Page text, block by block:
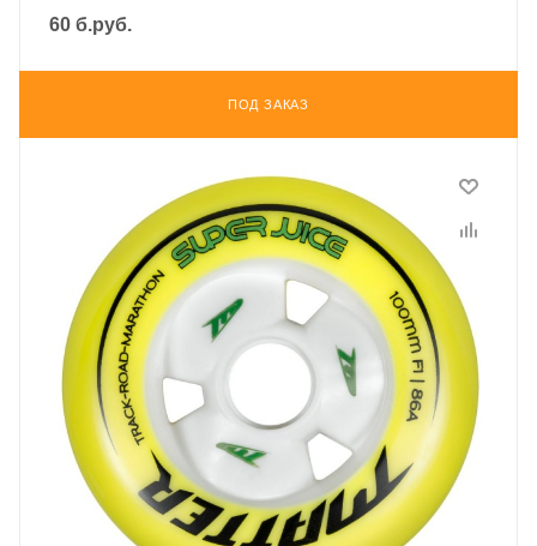
60 б.руб.
ПОД ЗАКАЗ